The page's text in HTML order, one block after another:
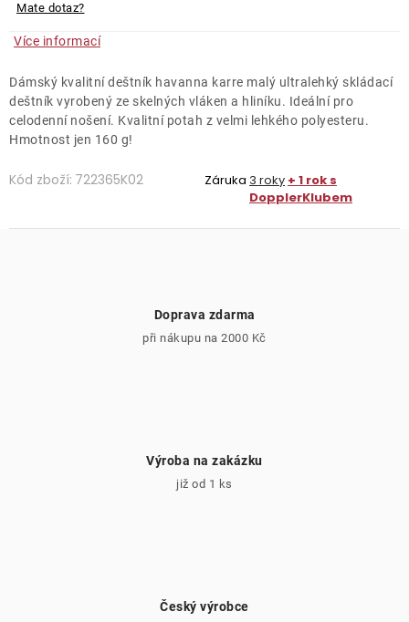
Kontakty
Mate dotaz?
Více informací
Dámský kvalitní deštník havanna karre malý ultralehký skládací
deštník vyrobený ze skelných vláken a hliníku. Ideální pro
celodenní nošení. Kvalitní potah z velmi lehkého polyesteru.
Hmotnost jen 160 g!
Kód zboží: 722365K02 Záruka 3 roky + 1 rok s
DopplerKlubem
Doprava zdarma
při nákupu na 2000 Kč
Výroba na zakázku
již od 1 ks
Český výrobce